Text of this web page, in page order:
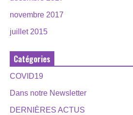
novembre 2017
juillet 2015
Catégories
COVID19
Dans notre Newsletter
DERNIÈRES ACTUS